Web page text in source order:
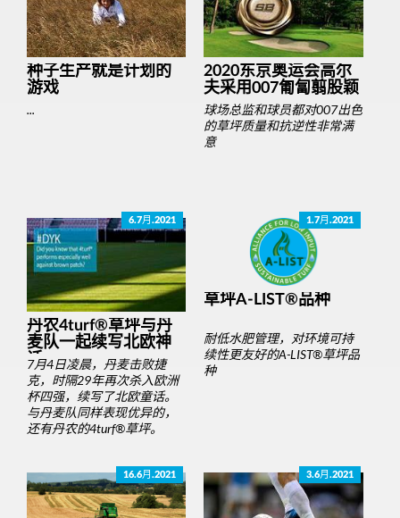
种子生产就是计划的
游戏
...
2020东京奥运会高尔
夫采用007匍匐翦股颖
球场总监和球员都对007出色
的草坪质量和抗逆性非常满
意
丹农4turf®草坪与丹
麦队一起续写北欧神
话
7月4日凌晨，丹麦击败捷
克，时隔29年再次杀入欧洲
杯四强，续写了北欧童话。
与丹麦队同样表现优异的，
还有丹农的4turf®草坪。
6.7月.2021
草坪A-LIST®品种
耐低水肥管理，对环境可持
续性更友好的A-LIST®草坪品
种
1.7月.2021
16.6月.2021 3.6月.2021